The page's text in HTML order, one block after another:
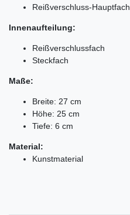
Reißverschluss-Hauptfach
Innenaufteilung:
Reißverschlussfach
Steckfach
Maße:
Breite: 27 cm
Höhe: 25 cm
Tiefe: 6 cm
Material:
Kunstmaterial